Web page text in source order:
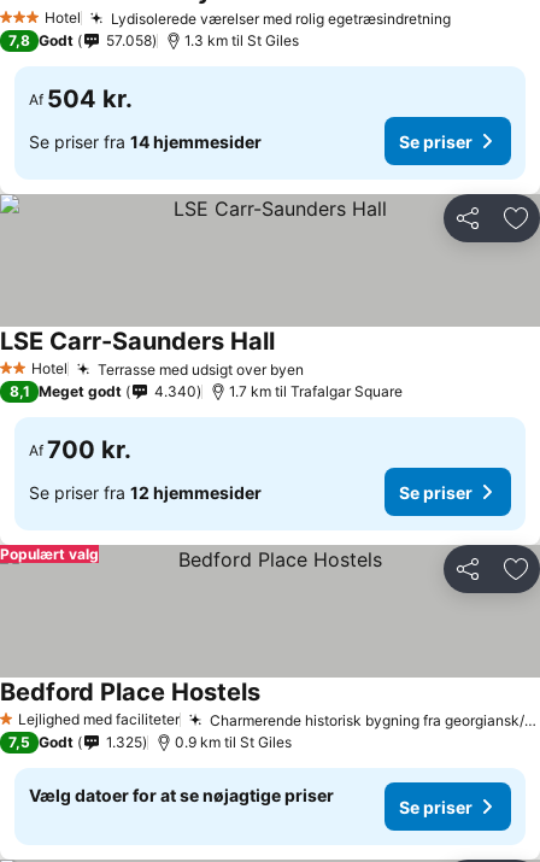
3 StjernerHotel Lydisolerede værelser med rolig egetræsindretning
7,8 Godt 57.058 1.3 km til St Giles
Af 504 kr.
Se priser fra 14 hjemmesider Se priser
Del
2 Stjerner
Hotel Terrasse med udsigt over byen
LSE Carr-Saunders Hall
8,1 Meget godt 4.340 1.7 km til Trafalgar Square
Af 700 kr.
Se priser fra 12 hjemmesider Se priser
Del
Populært valg
1 Stjerner
Lejlighed med faciliteter Charmerende historisk bygning fra georgiansk/victoriansk tid
Bedford Place Hostels
7,5 Godt 1.325 0.9 km til St Giles
Vælg datoer for at se nøjagtige priser
Se priser